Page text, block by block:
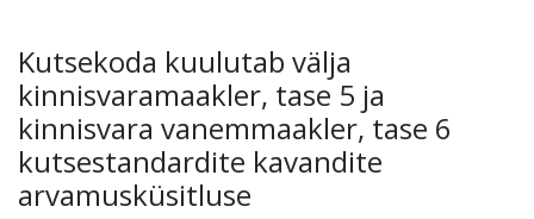
Kutsekoda kuulutab välja
kinnisvaramaakler, tase 5 ja
kinnisvara vanemmaakler, tase 6
kutsestandardite kavandite
arvamusküsitluse